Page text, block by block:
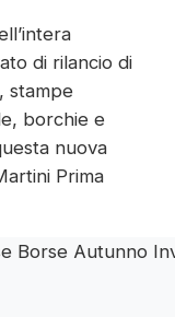
di rilancio di
stampe
borchie e
nuova
Prima